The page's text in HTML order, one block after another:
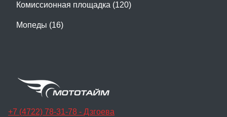
Комиссионная площадка (120)
Мопеды (16)
+7 (4722) 78-31-78 - Дзгоева